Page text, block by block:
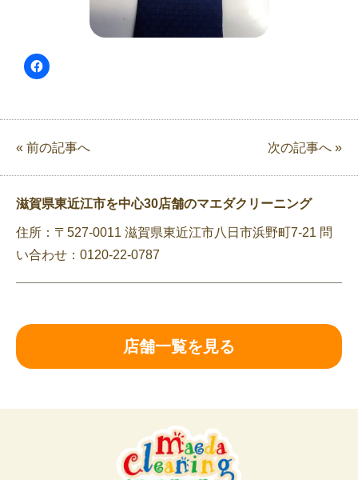
« 前の記事へ 次の記事へ »
滋賀県東近江市を中心30店舗のマエダクリーニング
住所：〒527-0011 滋賀県東近江市八日市浜野町7-21 問
い合わせ：0120-22-0787
店舗一覧を見る